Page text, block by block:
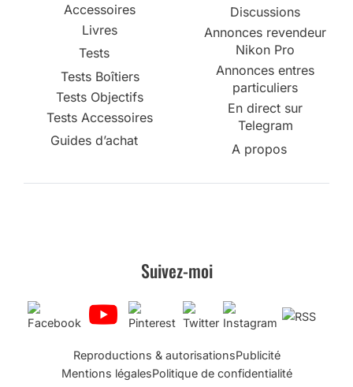
Accessoires
Livres
Tests
Tests Boîtiers
Tests Objectifs
Tests Accessoires
Guides d’achat
Discussions
Annonces revendeur
Nikon Pro
Annonces entres
particuliers
En direct sur
Telegram
A propos
Suivez-moi
Reproductions & autorisationsPublicité
Mentions légalesPolitique de confidentialité